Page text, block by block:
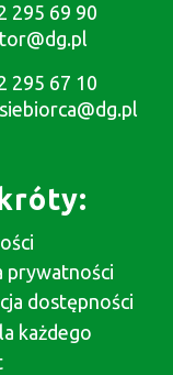
295 69 90
295 67 10
prywatności
dostępności
każdego